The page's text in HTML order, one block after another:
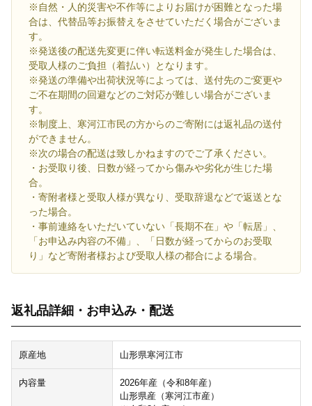
※自然・人的災害や不作等によりお届けが困難となった場
合は、代替品等お振替えをさせていただく場合がございま
す。
※発送後の配送先変更に伴い転送料金が発生した場合は、
受取人様のご負担（着払い）となります。
※発送の準備や出荷状況等によっては、送付先のご変更や
ご不在期間の回避などのご対応が難しい場合がございま
す。
※制度上、寒河江市民の方からのご寄附には返礼品の送付
ができません。
※次の場合の配送は致しかねますのでご了承ください。
・お受取り後、日数が経ってから傷みや劣化が生じた場
合。
・寄附者様と受取人様が異なり、受取辞退などで返送とな
った場合。
・事前連絡をいただいていない「長期不在」や「転居」、
「お申込み内容の不備」、「日数が経ってからのお受取
り」など寄附者様および受取人様の都合による場合。
返礼品詳細・お申込み・配送
原産地 山形県寒河江市
内容量
2026年産（令和8年産）
山形県産（寒河江市産）